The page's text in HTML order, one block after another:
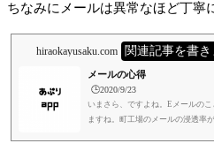
ちなみにメールは異常なほど丁寧
hiraokayusaku.com 関連記事を書き
メールの心得
🕒️2020/9/23
いまさら、ですよね。Eメールの
ますね。町工場のメールの浸透率